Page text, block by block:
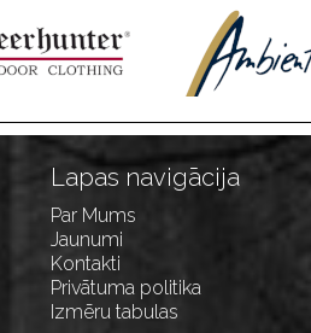
Lapas navigācija
Par Mums
Jaunumi
Kontakti
Privātuma politika
Izmēru tabulas